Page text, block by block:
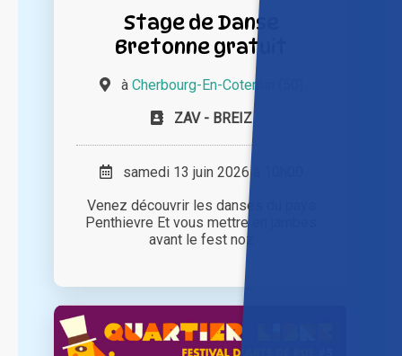
Stage de Danse
Bretonne gratuit
à Cherbourg-En-Cotentin (50)
ZAV - BREIZ
samedi 13 juin 2026 à 10h00
Venez découvrir les danses du pays
Penthievre Et vous mettre en jambes
avant le fest noz